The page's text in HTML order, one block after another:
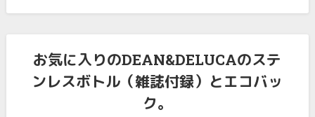
お気に入りのDEAN&DELUCAのステ
ンレスボトル（雑誌付録）とエコバッ
ク。